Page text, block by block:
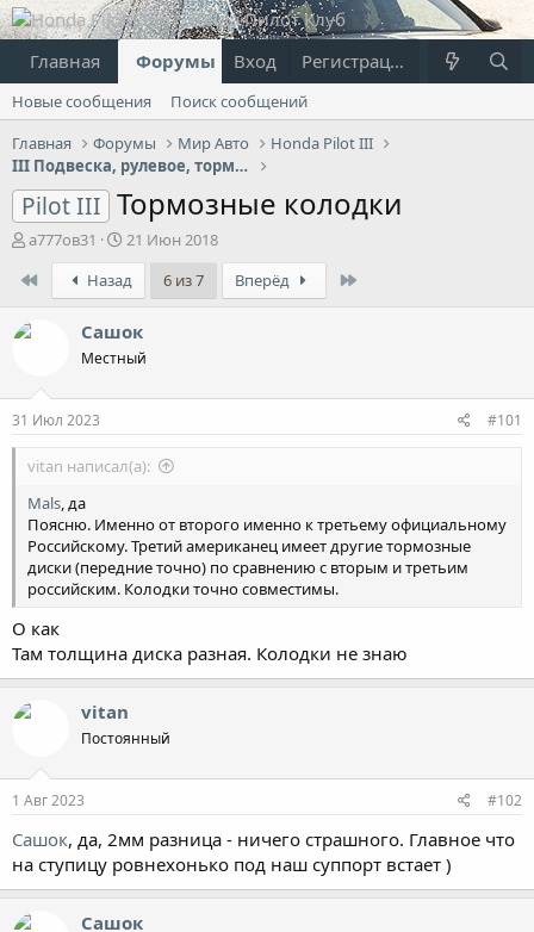
Главная Форумы Что нового?
Вход Регистрация
Новые сообщения
Поиск сообщений
Главная
Форумы Мир Авто
Honda Pilot III
III Подвеска, рулевое, тормоза, шины, диски
Pilot III Тормозные колодки
А
т
р
т
ы
а777ов31
Д
а
т
а
н
а
ч
21 Июн 2018
Назад 6 из 7 Вперёд
Сашок
Местный
31 Июл 2023 #101
vitan написал(а):
Mals , да
Поясню. Именно от второго именно к третьему официальному
Российскому. Третий американец имеет другие тормозные
диски (передние точно) по сравнению с вторым и третьим
российским. Колодки точно совместимы.
О как
Там толщина диска разная. Колодки не знаю
vitan
Постоянный
1 Авг 2023 #102
Сашок, да, 2мм разница - ничего страшного. Главное что
на ступицу ровнехонько под наш суппорт встает )
Сашок